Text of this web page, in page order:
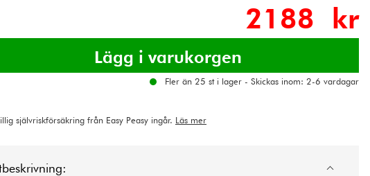
2188 kr
Fler än 25 st i lager - Skickas inom: 2-6 vardagar
självriskförsäkring från Easy Peasy ingår. Läs mer